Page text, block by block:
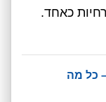
כאחד.
– כל מה